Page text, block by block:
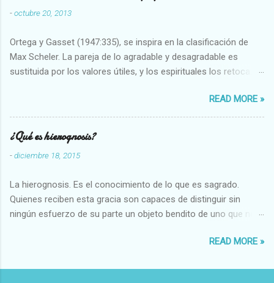
-octubre 20, 2013
Ortega y Gasset (1947:335), se inspira en la clasificación de
Max Scheler. La pareja de lo agradable y desagradable es
sustituida por los valores útiles, y los espirituales los retoca.
Abundante-Escaso,etc 2 VITALES Sano-Enfermo Selecto-
Vulgar Enérgico-Inerte Fuerte-Débil,etc. 3 ESPIRITUALES a)
Intelectuales Conocimiento-Error Exacto-Aproximado
Evidente-Probable,etc b) Morales Bueno-malo Bondadoso-
malvado Justo-Injusto Escrupuloso-Relajado Leal-Desleal,etc.
Armonioso-Inarmonioso 4 RELIGIOSOS Santo-Pr...
READ MORE »
¿Qué es hierognosis?
-diciembre 18, 2015
La hierognosis. Es el conocimiento de lo que es sagrado.
Quienes reciben esta gracia son capaces de distinguir sin
ningún esfuerzo de su parte un objeto bendito de uno que no
READ MORE »